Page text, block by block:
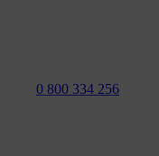
0 800 334 256